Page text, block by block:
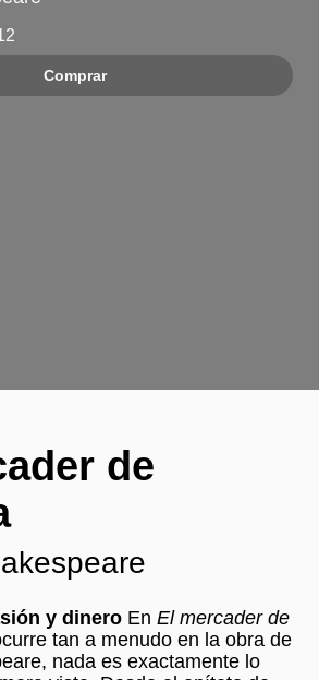
Comprar
de
y dinero En El mercader de
tan a menudo en la obra de
nada es exactamente lo